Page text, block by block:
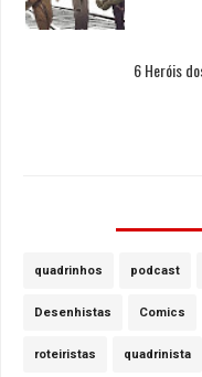
6 Heróis
quadrinhos podcast
Desenhistas Comics
roteiristas quadrinista